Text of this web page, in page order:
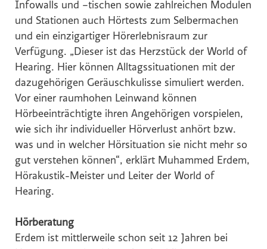
Media
Kontakt
Infowalls und –tischen sowie zahlreichen Modulen
und Stationen auch Hörtests zum Selbermachen
und ein einzigartiger Hörerlebnisraum zur
Verfügung. „Dieser ist das Herzstück der World of
Hearing. Hier können Alltagssituationen mit der
dazugehörigen Geräuschkulisse simuliert werden.
Vor einer raumhohen Leinwand können
Hörbeeinträchtigte ihren Angehörigen vorspielen,
wie sich ihr individueller Hörverlust anhört bzw.
was und in welcher Hörsituation sie nicht mehr so
gut verstehen können“, erklärt Muhammed Erdem,
Hörakustik-Meister und Leiter der World of
Hearing.
Hörberatung
Erdem ist mittlerweile schon seit 12 Jahren bei